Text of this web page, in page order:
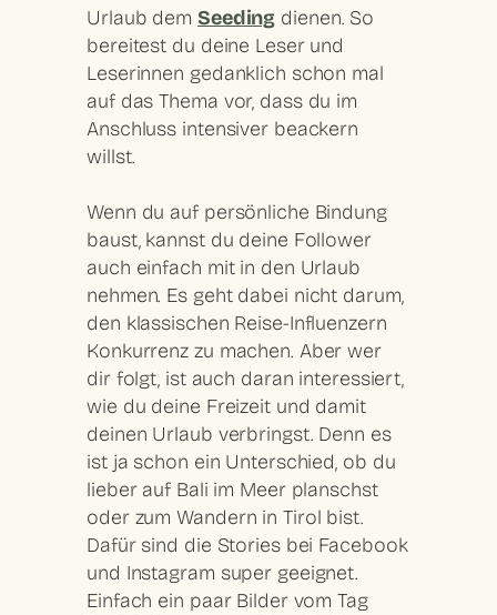
Urlaub dem Seeding dienen. So
bereitest du deine Leser und
Leserinnen gedanklich schon mal
auf das Thema vor, dass du im
Anschluss intensiver beackern
willst.
Wenn du auf persönliche Bindung
baust, kannst du deine Follower
auch einfach mit in den Urlaub
nehmen. Es geht dabei nicht darum,
den klassischen Reise-Influenzern
Konkurrenz zu machen. Aber wer
dir folgt, ist auch daran interessiert,
wie du deine Freizeit und damit
deinen Urlaub verbringst. Denn es
ist ja schon ein Unterschied, ob du
lieber auf Bali im Meer planschst
oder zum Wandern in Tirol bist.
Dafür sind die Stories bei Facebook
und Instagram super geeignet.
Einfach ein paar Bilder vom Tag